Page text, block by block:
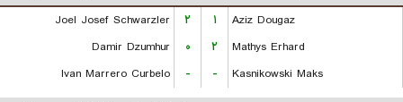
Joel Josef Schwarzler
۲ ۱
Aziz Dougaz
Damir Dzumhur
۰ ۲
Mathys Erhard
Ivan Marrero Curbelo
- - Kasnikowski Maks